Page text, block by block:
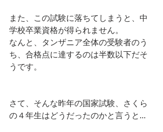
また、この試験に落ちてしまうと、中
学校卒業資格が得られません。
なんと、タンザニア全体の受験者のう
ち、合格点に達するのは半数以下だそ
うです。
さて、そんな昨年の国家試験、さくら
の４年生はどうだったのかと言うと...